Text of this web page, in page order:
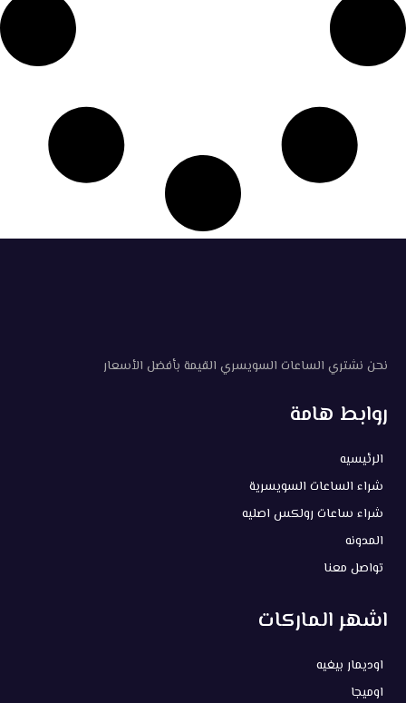
نحن نشتري الساعات السويسري القيمة بأفضل الأسعار
روابط هامة
الرئيسيه
شراء الساعات السويسرية
شراء ساعات رولكس اصليه
المدونه
تواصل معنا
اشهر الماركات
اوديمار بيغيه
اوميجا